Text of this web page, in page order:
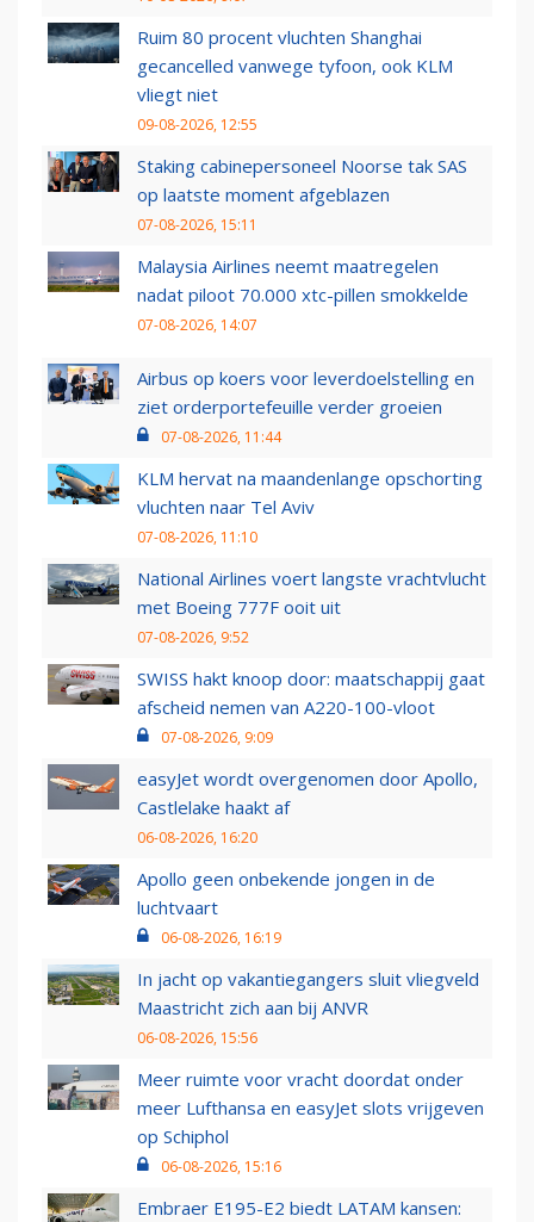
Ruim 80 procent vluchten Shanghai
gecancelled vanwege tyfoon, ook KLM
vliegt niet
09-08-2026, 12:55
Staking cabinepersoneel Noorse tak SAS
op laatste moment afgeblazen
07-08-2026, 15:11
Malaysia Airlines neemt maatregelen
nadat piloot 70.000 xtc-pillen smokkelde
07-08-2026, 14:07
Airbus op koers voor leverdoelstelling en
ziet orderportefeuille verder groeien
07-08-2026, 11:44
KLM hervat na maandenlange opschorting
vluchten naar Tel Aviv
07-08-2026, 11:10
National Airlines voert langste vrachtvlucht
met Boeing 777F ooit uit
07-08-2026, 9:52
SWISS hakt knoop door: maatschappij gaat
afscheid nemen van A220-100-vloot
07-08-2026, 9:09
easyJet wordt overgenomen door Apollo,
Castlelake haakt af
06-08-2026, 16:20
Apollo geen onbekende jongen in de
luchtvaart
06-08-2026, 16:19
In jacht op vakantiegangers sluit vliegveld
Maastricht zich aan bij ANVR
06-08-2026, 15:56
Meer ruimte voor vracht doordat onder
meer Lufthansa en easyJet slots vrijgeven
op Schiphol
06-08-2026, 15:16
Embraer E195-E2 biedt LATAM kansen: